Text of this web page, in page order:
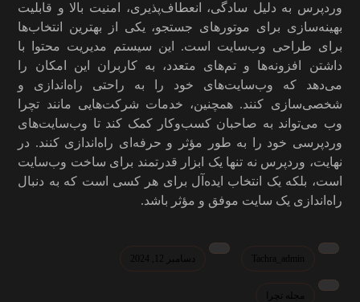
وردپرس به دلیل سادگی، انعطاف‌پذیری، امنیت بالا و قابلیت
بهینه‌سازی برای موتورهای جستجو، یکی از بهترین انتخاب‌ها
برای طراحی وب‌سایت است. این سیستم مدیریت محتوا با
داشتن افزونه‌ها و تم‌های متعدد، به کاربران این امکان را
می‌دهد که وب‌سایت‌های خود را به راحتی راه‌اندازی و
شخصی‌سازی کنند. همچنین، خدمات شرکت‌هایی مانند تچرا
وب می‌تواند به صاحبان کسب‌وکار کمک کند تا وب‌سایت‌های
وردپرسی خود را به طور مؤثر و حرفه‌ای راه‌اندازی کنند. در
نهایت، وردپرس نه تنها یک ابزار قدرتمند برای ساخت وب‌سایت
است، بلکه یک انتخاب ایده‌آل برای هر کسی است که به دنبال
راه‌اندازی یک سایت موفق و مؤثر باشد.
Tachra_admin دسامبر 12, 2024
مجله تچرا